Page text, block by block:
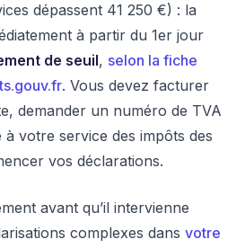
dépassent 41 250 €) : la
à partir du 1er jour
de seuil, selon la fiche
. Vous devez facturer
demander un numéro de TVA
votre service des impôts des
vos déclarations.
avant qu’il intervienne
complexes dans votre